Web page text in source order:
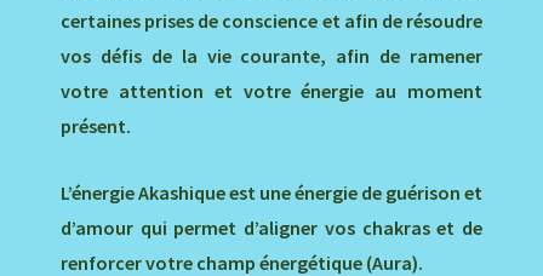
certaines prises de conscience et afin de résoudre
vos défis de la vie courante, afin de ramener
votre attention et votre énergie au moment
présent.
L’énergie Akashique est une énergie de guérison et
d’amour qui permet d’aligner vos chakras et de
renforcer votre champ énergétique (Aura).